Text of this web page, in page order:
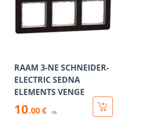
RAAM 3-NE SCHNEIDER-
ELECTRIC SEDNA
ELEMENTS VENGE
10.00 € /tk